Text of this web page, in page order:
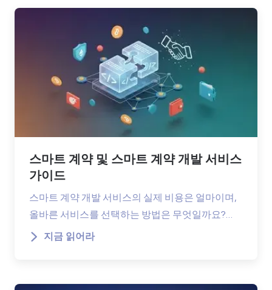
스마트 계약 및 스마트 계약 개발 서비스
가이드
스마트 계약 개발 서비스의 실제 비용은 얼마이며,
올바른 서비스를 선택하는 방법은 무엇일까요?…
지금 읽어라